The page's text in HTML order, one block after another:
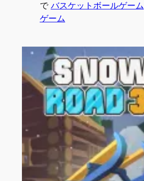
で バスケットボールゲーム
ゲーム